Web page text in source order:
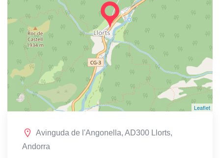
Leaflet
Avinguda de l'Angonella, AD300 Llorts,
Andorra